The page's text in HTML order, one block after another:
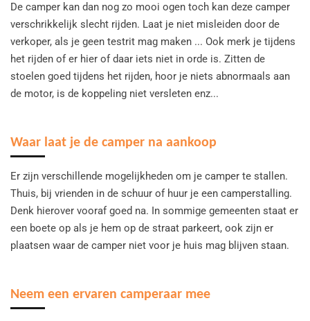
De camper kan dan nog zo mooi ogen toch kan deze camper
verschrikkelijk slecht rijden. Laat je niet misleiden door de
verkoper, als je geen testrit mag maken ... Ook merk je tijdens
het rijden of er hier of daar iets niet in orde is. Zitten de
stoelen goed tijdens het rijden, hoor je niets abnormaals aan
de motor, is de koppeling niet versleten enz...
Waar laat je de camper na aankoop
Er zijn verschillende mogelijkheden om je camper te stallen.
Thuis, bij vrienden in de schuur of huur je een camperstalling.
Denk hierover vooraf goed na. In sommige gemeenten staat er
een boete op als je hem op de straat parkeert, ook zijn er
plaatsen waar de camper niet voor je huis mag blijven staan.
Neem een ervaren camperaar mee